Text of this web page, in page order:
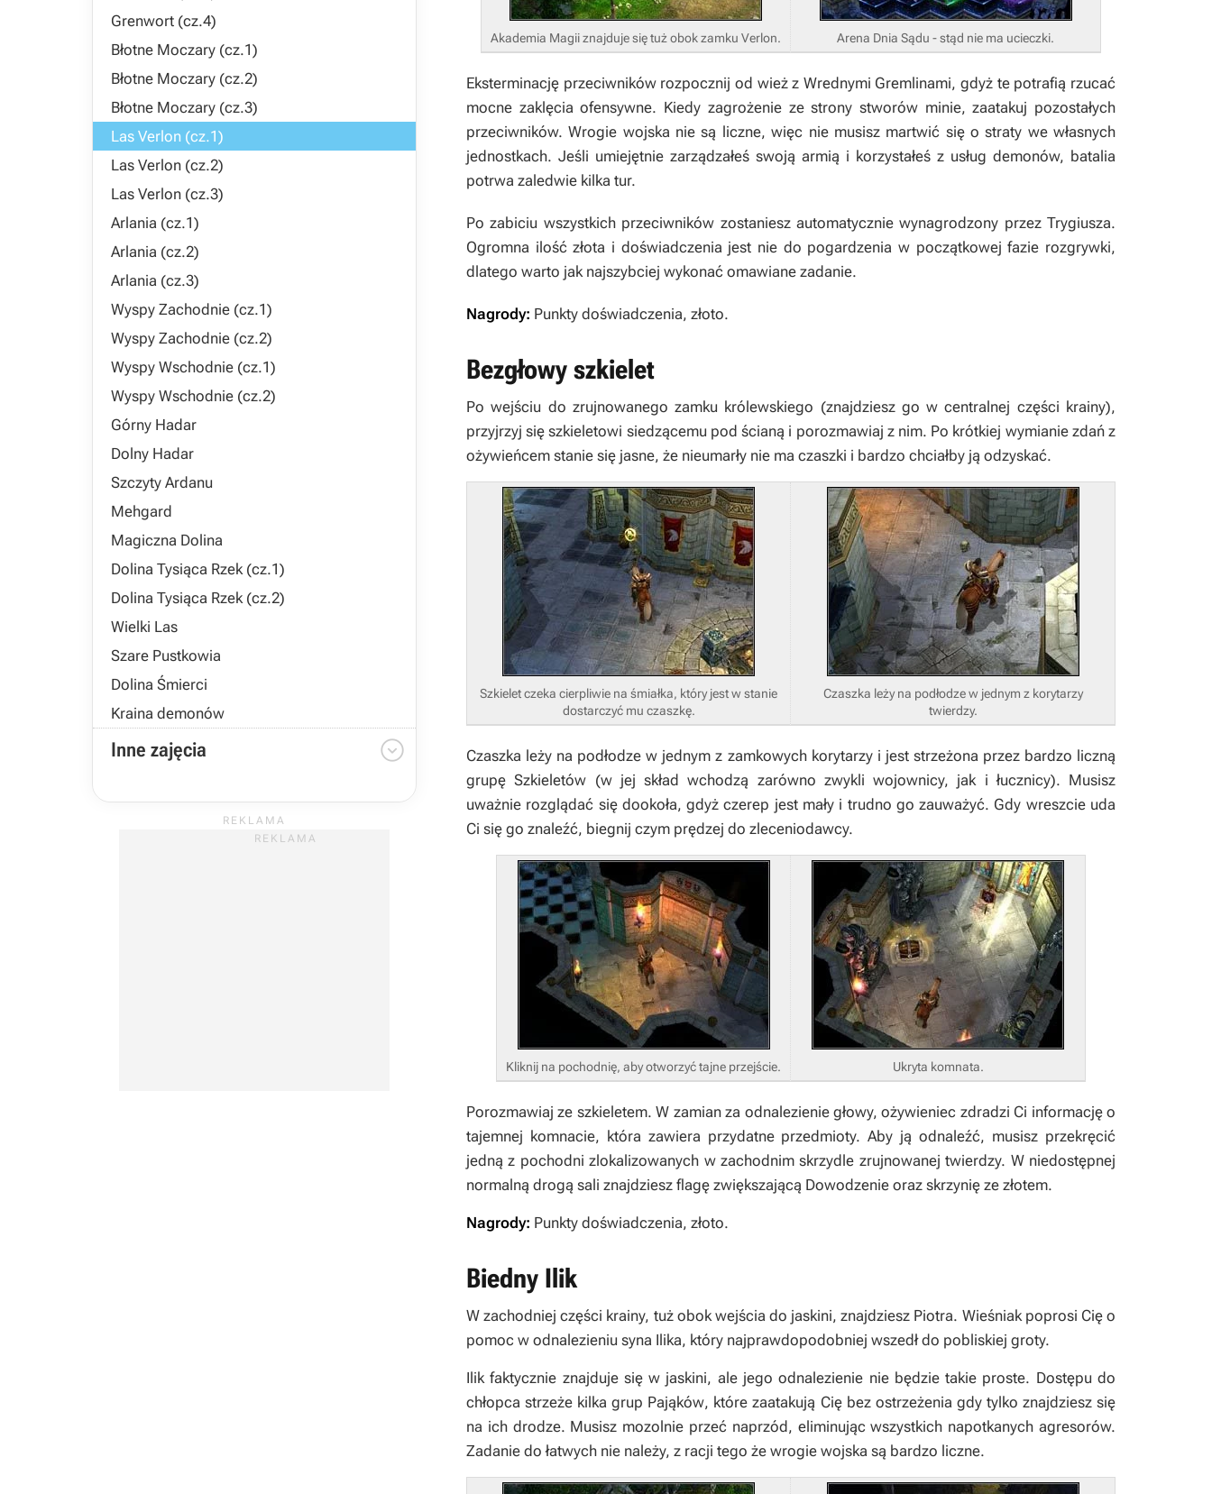
Grenwort (cz.4)
Błotne Moczary (cz.1)
Błotne Moczary (cz.2)
Błotne Moczary (cz.3)
Las Verlon (cz.1)
Las Verlon (cz.2)
Las Verlon (cz.3)
Arlania (cz.1)
Arlania (cz.2)
Arlania (cz.3)
Wyspy Zachodnie (cz.1)
Wyspy Zachodnie (cz.2)
Wyspy Wschodnie (cz.1)
Wyspy Wschodnie (cz.2)
Górny Hadar
Dolny Hadar
Szczyty Ardanu
Mehgard
Magiczna Dolina
Dolina Tysiąca Rzek (cz.1)
Dolina Tysiąca Rzek (cz.2)
Wielki Las
Szare Pustkowia
Dolina Śmierci
Kraina demonów
Inne zajęcia 
Akademia Magii znajduje się tuż obok zamku Verlon. Arena Dnia Sądu - stąd nie ma ucieczki.
Eksterminację przeciwników rozpocznij od wież z Wrednymi Gremlinami, gdyż te potrafią rzucać
mocne zaklęcia ofensywne. Kiedy zagrożenie ze strony stworów minie, zaatakuj pozostałych
przeciwników. Wrogie wojska nie są liczne, więc nie musisz martwić się o straty we własnych
jednostkach. Jeśli umiejętnie zarządzałeś swoją armią i korzystałeś z usług demonów, batalia
potrwa zaledwie kilka tur.
Po zabiciu wszystkich przeciwników zostaniesz automatycznie wynagrodzony przez Trygiusza.
Ogromna ilość złota i doświadczenia jest nie do pogardzenia w początkowej fazie rozgrywki,
dlatego warto jak najszybciej wykonać omawiane zadanie.
Nagrody: Punkty doświadczenia, złoto.
Bezgłowy szkielet
Po wejściu do zrujnowanego zamku królewskiego (znajdziesz go w centralnej części krainy),
przyjrzyj się szkieletowi siedzącemu pod ścianą i porozmawiaj z nim. Po krótkiej wymianie zdań z
ożywieńcem stanie się jasne, że nieumarły nie ma czaszki i bardzo chciałby ją odzyskać.
Szkielet czeka cierpliwie na śmiałka, który jest w stanie
dostarczyć mu czaszkę.
Czaszka leży na podłodze w jednym z korytarzy
twierdzy.
Czaszka leży na podłodze w jednym z zamkowych korytarzy i jest strzeżona przez bardzo liczną
grupęSzkieletów (w jej skład wchodzą zarówno zwykli wojownicy, jak i łucznicy). Musisz
uważnie rozglądać się dookoła, gdyż czerep jest mały i trudno go zauważyć. Gdy wreszcie uda
Ci się go znaleźć, biegnij czym prędzej do zleceniodawcy.
Kliknij na pochodnię, aby otworzyć tajne przejście. Ukryta komnata.
Porozmawiaj ze szkieletem. W zamian za odnalezienie głowy, ożywieniec zdradzi Ci informację o
tajemnej komnacie, która zawiera przydatne przedmioty. Aby ją odnaleźć, musisz przekręcić
jedną z pochodni zlokalizowanych w zachodnim skrzydle zrujnowanej twierdzy. W niedostępnej
normalną drogą sali znajdziesz flagę zwiększającą Dowodzenie oraz skrzynię ze złotem.
Nagrody: Punkty doświadczenia, złoto.
Biedny Ilik
W zachodniej części krainy, tuż obok wejścia do jaskini, znajdziesz Piotra. Wieśniak poprosi Cię o
pomoc w odnalezieniu syna Ilika, który najprawdopodobniej wszedł do pobliskiej groty.
Ilik faktycznie znajduje się w jaskini, ale jego odnalezienie nie będzie takie proste. Dostępu do
chłopca strzeże kilka grup Pająków, które zaatakują Cię bez ostrzeżenia gdy tylko znajdziesz się
na ich drodze. Musisz mozolnie przeć naprzód, eliminując wszystkich napotkanych agresorów.
Zadanie do łatwych nie należy, z racji tego że wrogie wojska są bardzo liczne.